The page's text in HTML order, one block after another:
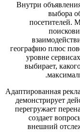
Внутри
географию
уровне